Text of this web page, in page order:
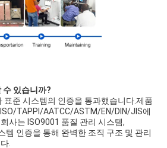
수 있습니까?
표준 시스템의 인증을 통과했습니다.제품
TAPPI/AATCC/ASTM/EN/DIN/JIS에
사는 ISO9001 품질 관리 시스템,
템 인증을 통해 완벽한 조직 구조 및 관리
.